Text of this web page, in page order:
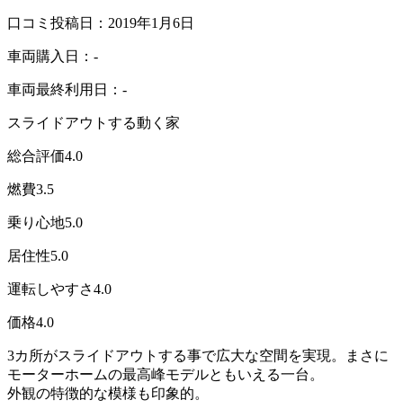
口コミ投稿日：2019年1月6日
車両購入日：-
車両最終利用日：-
スライドアウトする動く家
総合評価4.0
燃費3.5
乗り心地5.0
居住性5.0
運転しやすさ4.0
価格4.0
3カ所がスライドアウトする事で広大な空間を実現。まさに
モーターホームの最高峰モデルともいえる一台。
外観の特徴的な模様も印象的。